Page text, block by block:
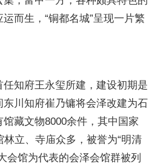
而生，“铜都名城”呈现一片繁
知府王永玺所建，建设初期是
川知府崔乃镛将会泽改建为石
藏文物8000余件，其中国家
立、寺庙众多，被誉为“明清
会馆为代表的会泽会馆群被列